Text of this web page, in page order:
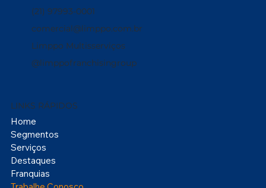
(21) 97993-0001
comercial@limppo.com.br
Limppo Multisserviços
@limppofranchisingroup
LINKS RÁPIDOS
Home
Segmentos
Serviços
Destaques
Franquias